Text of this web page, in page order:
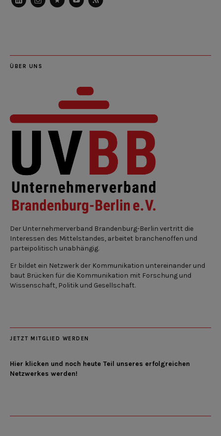
ÜBER UNS
Der Unternehmerverband Brandenburg-Berlin vertritt die
Interessen des Mittelstandes, arbeitet branchenoffen und
parteipolitisch unabhängig.
Er bildet ein Netzwerk der Kommunikation untereinander und
baut Brücken für die Kommunikation mit Forschung und
Wissenschaft, Politik und Gesellschaft.
JETZT MITGLIED WERDEN
Hier klicken und noch heute Teil unseres erfolgreichen
Netzwerkes werden!